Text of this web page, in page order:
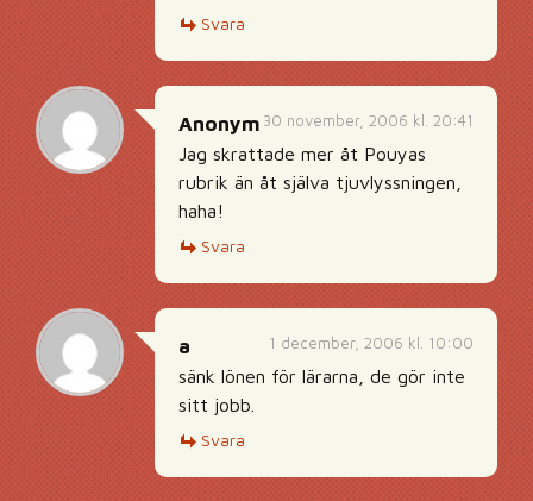
Svara
30 november, 2006 kl. 20:41
Anonym
Jag skrattade mer åt Pouyas
rubrik än åt själva tjuvlyssningen,
haha!
Svara
1 december, 2006 kl. 10:00
a
sänk lönen för lärarna, de gör inte
sitt jobb.
Svara